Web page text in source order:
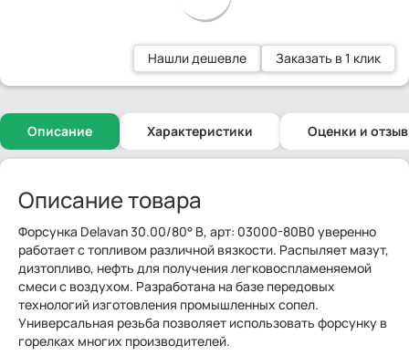
Нашли дешевле Заказать в 1 клик
Описание Характеристики Оценки и
Описание товара
Форсунка Delavan 30.00/80° B, арт: 03000-80B0 уверенно
работает с топливом различной вязкости. Распыляет мазут,
дизтопливо, нефть для получения легковоспламеняемой
смеси с воздухом. Разработана на базе передовых
технологий изготовления промышленных сопел.
Универсальная резьба позволяет использовать форсунку в
горелках многих производителей.